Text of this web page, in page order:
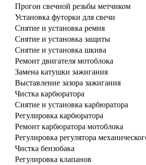
Прогон свечной резьбы метчиком
Установка футорки для свечи
Снятие и установка ремня
Снятие и установка защиты
Снятие и установка шкива
Ремонт двигателя мотоблока
Замена катушки зажигания
Выставление зазора зажигания
Чистка карбюратора
Снятие и установка карбюратора
Регулировка карбюратора
Ремонт карбюратора мотоблока
Регулировка регулятора
Чистка бензобака
Регулировка клапанов